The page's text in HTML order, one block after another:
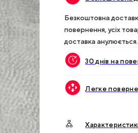
Безкоштовна
повернення, усіх
доставка анулюється.
30 днів на
Легке